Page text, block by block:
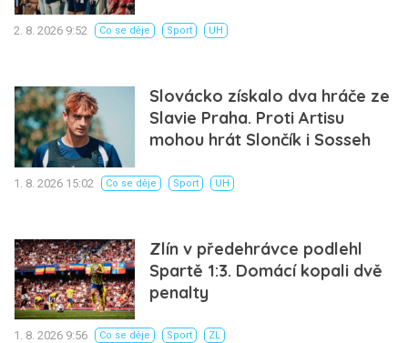
2. 8. 2026 9:52 Co se děje Sport UH
Slovácko získalo dva hráče ze
Slavie Praha. Proti Artisu
mohou hrát Slončík i Sosseh
1. 8. 2026 15:02 Co se děje Sport UH
Zlín v předehrávce podlehl
Spartě 1:3. Domácí kopali dvě
penalty
1. 8. 2026 9:56 Co se děje Sport ZL